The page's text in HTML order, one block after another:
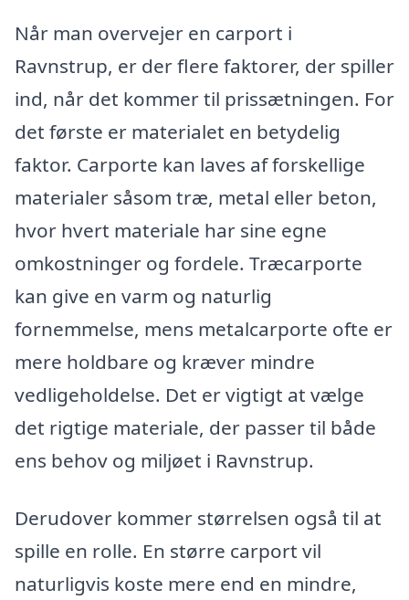
Når man overvejer en carport i
Ravnstrup, er der flere faktorer, der spiller
ind, når det kommer til prissætningen. For
det første er materialet en betydelig
faktor. Carporte kan laves af forskellige
materialer såsom træ, metal eller beton,
hvor hvert materiale har sine egne
omkostninger og fordele. Træcarporte
kan give en varm og naturlig
fornemmelse, mens metalcarporte ofte er
mere holdbare og kræver mindre
vedligeholdelse. Det er vigtigt at vælge
det rigtige materiale, der passer til både
ens behov og miljøet i Ravnstrup.
Derudover kommer størrelsen også til at
spille en rolle. En større carport vil
naturligvis koste mere end en mindre,